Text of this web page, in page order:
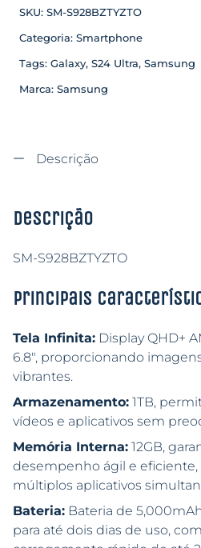
SKU: SM-S928BZTYZTO
Categoria: Smartphone
Tags: Galaxy, S24 Ultra, Samsung
Marca: Samsung
Descrição
Descrição
SM-S928BZTYZTO
Principais
Tela Infinita: Display QHD+
6.8″, proporcionando
vibrantes.
Armazenamento: 1TB,
vídeos e aplicativos sem
Memória Interna: 12GB,
desempenho ágil e
múltiplos aplicativos
Bateria: Bateria de
para até dois dias de uso,